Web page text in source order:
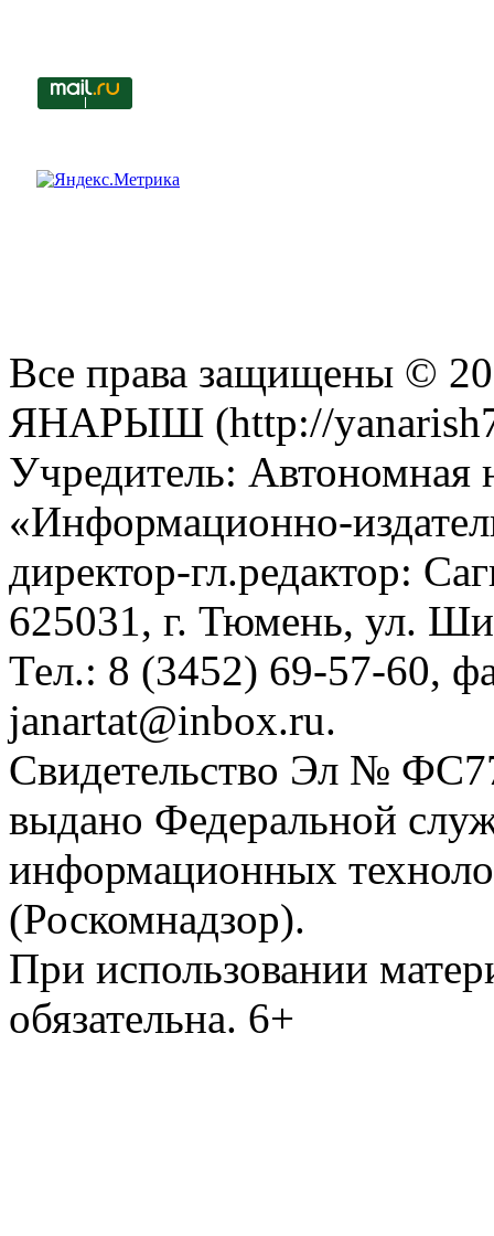
Все права защищены ©
ЯНАРЫШ (http://
Учредитель: Автономная
«Информационно-
директор-гл.редактор:
625031, г. Тюмень, ул.
Тел.: 8 (3452) 69-57-60,
janartat@inbox.ru.
Свидетельство Эл №
выдано Федеральной
информационных
(Роскомнадзор).
При использовании
обязательна. 6+